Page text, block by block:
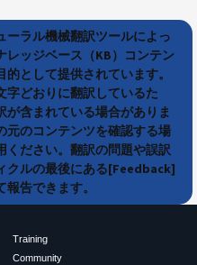
ーラル機械翻訳ツールによっ
レッジベース（KB）コンテン
として提供されています。
字どおりに翻訳しているた
が含まれている場合がありま
元のコンテンツを確認する場
ください。翻訳の問題や誤訳
クルの最後にある[Feedback]
告できます。
Training
Community